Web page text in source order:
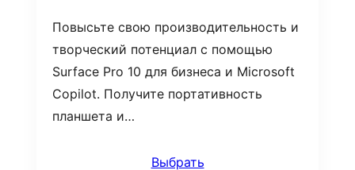
Повысьте свою производительность и
творческий потенциал с помощью
Surface Pro 10 для бизнеса и Microsoft
Copilot. Получите портативность
планшета и…
Выбрать